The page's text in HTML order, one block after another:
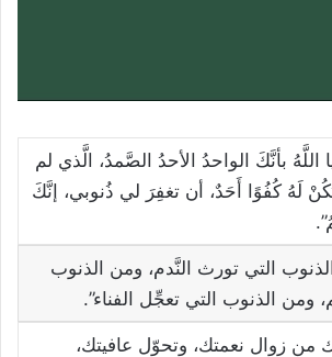
اللَّهُ بأنَّكَ الواحدُ الأحدُ الصَّمدُ، الَّذي لم
لَهُ كُفُوًا أَحَدٌ، أن تغفِرَ لي ذُنوبي، إنَّكَ
التي تورث النَّدم، ومن الذنوب
ومن الذنوب التي تعجِّل الفناء”.
من زوال نعمتك، وتحوّل عافيتك،